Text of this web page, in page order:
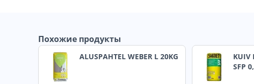
Похожие продукты
ALUSPAHTEL WEBER L 20KG
KUIV
SFP